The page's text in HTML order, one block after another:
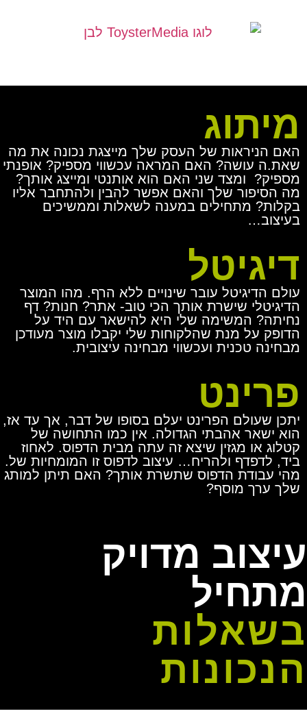
מיתוג
האם הניראות של העסק שלך מייצגת נכונה את מה
שאת.ה עושה? האם המראה עכשווי מספיק? אופנתי
מספיק? ומצד שני האם הוא אותנטי ומייצג אותך?
מה הסיפור שלך והאם אפשר להבין ולהתחבר אליו
בקלות? מתחילים במענה לשאלות וממשיכים
בעיצוב…
דיגיטל
עולם הדיגיטל עובר שינויים ללא הרף. מהו המוצר
הדיגיטלי שישרת אותך הכי טוב- אתר? חנות? דף
נחיתה? המשימה שלי היא להישאר עם היד על
הדופק על מנת שהלקוחות שלי יקבלו מוצר מעודכן
מבחינה טכנית ועכשווי מבחינה עיצובית.
פרינט
יתכן שעולם הפרינט יעלם בסופו של דבר, אך עד אז,
הוא ישאר אהבתי הגדולה. אין כמו התחושה של
קטלוג או מגזין שיצא זה עתה מבית הדפוס. לאחוז
ביד, לדפדף ולהריח… עיצוב לדפוס זו המומחיות של.
מהי עבודת הדפוס שתשרת אותך? האם תיתן למותג
שלך ערך מוסף?
עיצוב מדויק
מתחיל
בשאלות
הנכונות